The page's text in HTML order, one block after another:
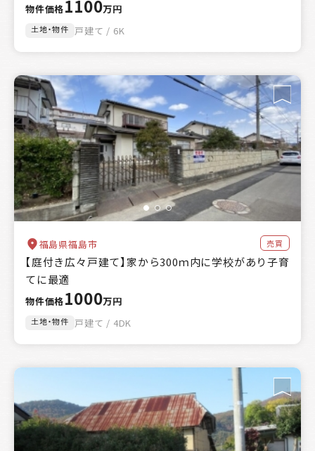
物件価格1100万円
土地・物件 戸建て / 6K
福島県福島市 売買
【庭付き広々戸建て】家から300ｍ内に学校があり子育
てに最適
物件価格1000万円
土地・物件 戸建て / 4DK